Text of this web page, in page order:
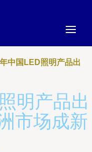
中国LED照明产品出
明产品出
市场成新